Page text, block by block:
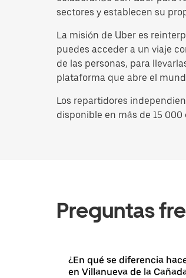
sectores y establecen su
La misión de Uber es
puedes acceder a un viaje
de las personas, para
plataforma que abre el
Los repartidores
disponible en más de 15
Preguntas
¿En qué se diferencia
en Villanueva de la